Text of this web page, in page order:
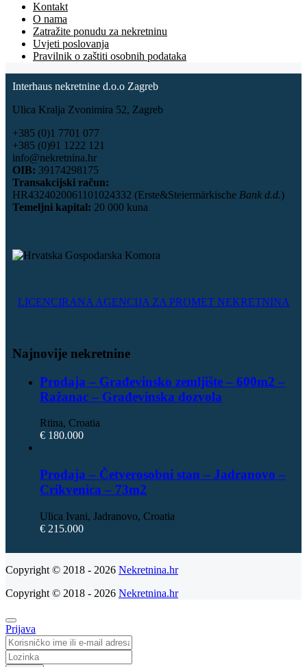
Kontakt
O nama
Zatražite ponudu za nekretninu
Uvjeti poslovanja
Pravilnik o zaštiti osobnih podataka
Interhaus nekretnine d.o.o Zagreb
Ulica Kralja Zvonimira 52, Zagreb
+385 (0)1 7701 077
+385 (0)91 1222 121
info@nekretnina.hr
OIB: 39174298175
Transakcijski račun:
HR4324020061101024332 (Erste&Steiermärkische Bank d.d.)
Temeljni kapital: 20 000 kuna
LICENCIRANA AGENCIJA ZA PROMET NEKRETNINA
Najnovije nekretnine
Prodaja – Građevinsko zemljište – 600m2 –
Ražanac – Građevinska dozvola
Rtina, Croatia
€ 180.000
Prodaja – Četverosobni stan – Jadranovo –
Crikvenica – 73m2
Ulica Ivani, Jadranovo, Croatia
€ 215.000
Copyright © 2018 - 2026 Nekretnina.hr
Copyright © 2018 - 2026 Nekretnina.hr
Prijava